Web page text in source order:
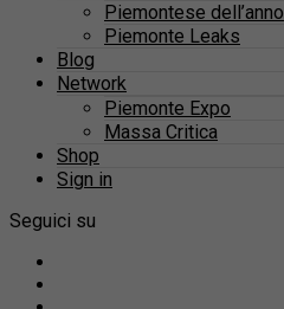
Piemontese dell’anno
Piemonte Leaks
Blog
Network
Piemonte Expo
Massa Critica
Shop
Sign in
Seguici su